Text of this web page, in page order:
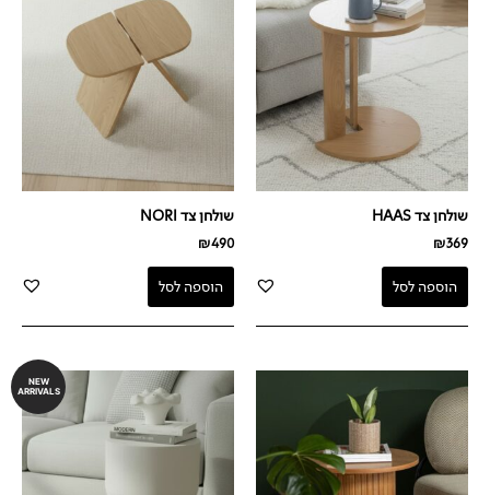
שולחן צד HAAS
₪369
הוספה לסל
שולחן צד NORI
₪490
הוספה לסל
NEW
ARRIVALS